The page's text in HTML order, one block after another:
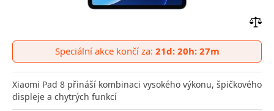
do
Speciální akce končí za: 21d: 20h: 27m
Xiaomi Pad 8 přináší kombinaci vysokého výkonu, špičkového
displeje a chytrých funkcí